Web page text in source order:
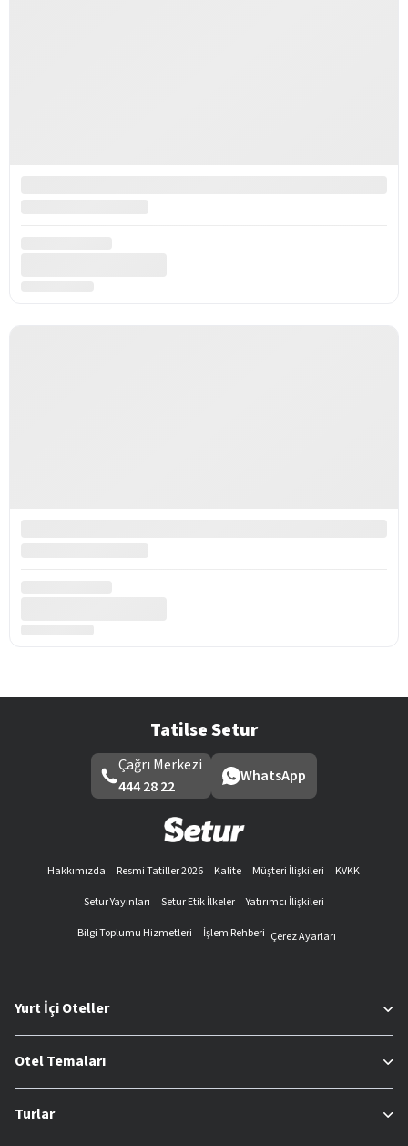
Tatilse Setur
Çağrı Merkezi
444 28 22
WhatsApp
Hakkımızda Resmi Tatiller 2026 Kalite Müşteri İlişkileri
KVKK
Setur Yayınları
Setur Etik İlkeler
Yatırımcı İlişkileri
Bilgi Toplumu Hizmetleri
İşlem Rehberi Çerez Ayarları
Yurt İçi Oteller
Otel Temaları
Turlar